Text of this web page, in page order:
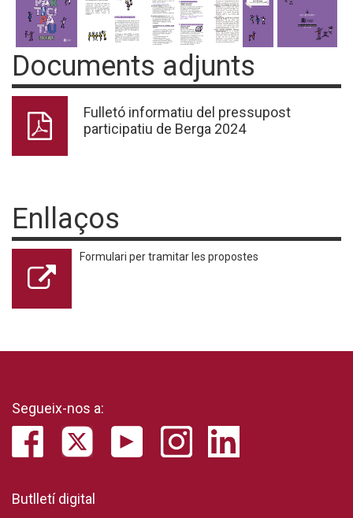
Documents adjunts
Fulletó informatiu del pressupost
participatiu de Berga 2024
Enllaços
Formulari per tramitar les propostes
Segueix-nos a:
Butlletí digital